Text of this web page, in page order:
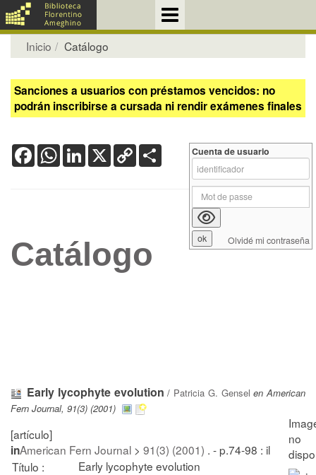
Inicio Catálogo
Sanciones a usuarios con préstamos vencidos: no
podrán inscribirse a cursada ni rendir exámenes finales
FacebookWhatsApp
LinkedIn
X Copy
Link
Catálogo
Early lycophyte evolution / Patricia G. Gensel en American
Fern Journal, 91(3) (2001)
[artículo]
inAmerican Fern Journal > 91(3) (2001) . - p.74-98 : il
Título :
Early lycophyte evolution
Cuenta de usuario
Olvidé mi contraseña